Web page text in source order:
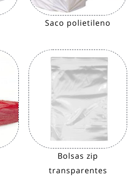
Saco polietileno
Bolsas zip
transparentes